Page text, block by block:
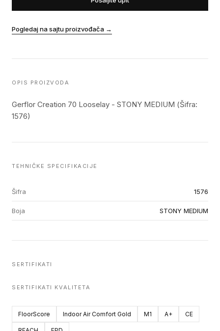
Pogledaj na sajtu proizvođača →
OPIS PROIZVODA
Gerflor Creation 70 Looselay - STONY MEDIUM (Šifra:
1576)
TEHNIČKE SPECIFIKACIJE
Šifra 1576
Boja STONY MEDIUM
SERTIFIKATI
SERTIFIKATI KVALITETA
FloorScore Indoor Air Comfort Gold M1 A+ CE